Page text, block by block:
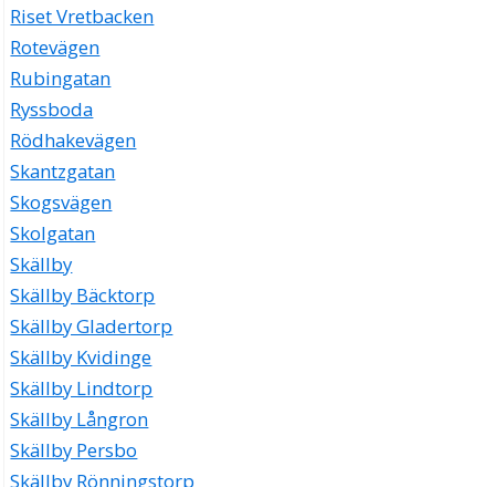
Riset Vretbacken
Rotevägen
Rubingatan
Ryssboda
Rödhakevägen
Skantzgatan
Skogsvägen
Skolgatan
Skällby
Skällby Bäcktorp
Skällby Gladertorp
Skällby Kvidinge
Skällby Lindtorp
Skällby Långron
Skällby Persbo
Skällby Rönningstorp